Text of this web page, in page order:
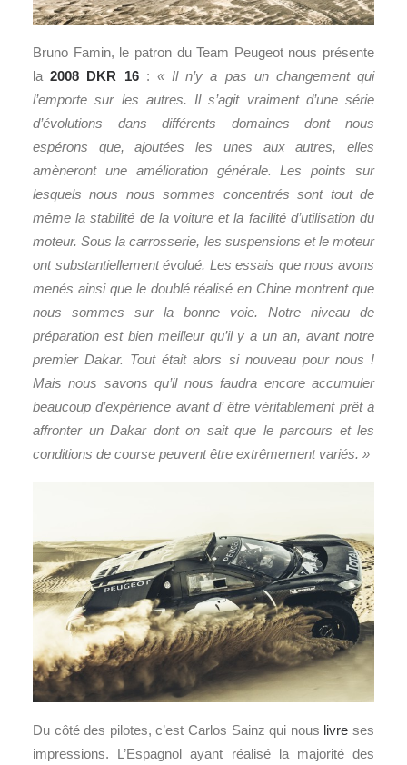
Bruno Famin, le patron du Team Peugeot nous présente
la2008 DKR 16: « Il n’y a pas un changement qui
l’emporte sur les autres. Il s’agit vraiment d’une série
d’évolutions dans différents domaines dont nous
espérons que, ajoutées les unes aux autres, elles
amèneront une amélioration générale. Les points sur
lesquels nous nous sommes concentrés sont tout de
même la stabilité de la voiture et la facilité d’utilisation du
moteur. Sous la carrosserie, les suspensions et le moteur
ont substantiellement évolué. Les essais que nous avons
menés ainsi que le doublé réalisé en Chine montrent que
nous sommes sur la bonne voie. Notre niveau de
préparation est bien meilleur qu’il y a un an, avant notre
premier Dakar. Tout était alors si nouveau pour nous !
Mais nous savons qu’il nous faudra encore accumuler
beaucoup d’expérience avant d’ être véritablement prêt à
affronter un Dakar dont on sait que le parcours et les
conditions de course peuvent être extrêmement variés. »
Du côté des pilotes, c’est Carlos Sainz qui nous livre ses
impressions. L’Espagnol ayant réalisé la majorité des